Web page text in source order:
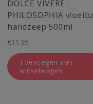
DOLCE VIVERE :
PHILOSOPHIA
handzeep 500ml
€11,95
Toevoegen aan
winkelwagen